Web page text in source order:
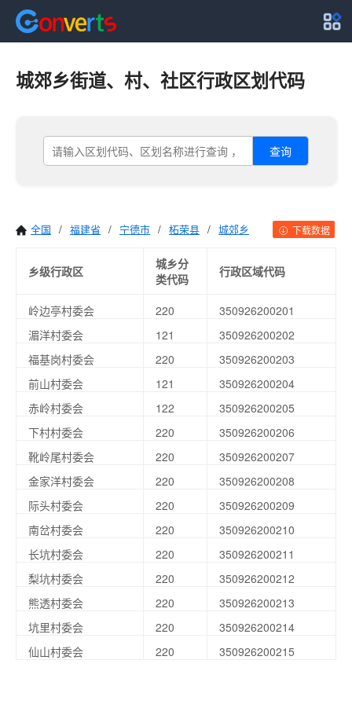
城郊乡街道、村、社区行政区划代码
查询
全国 / 福建省 / 宁德市 / 柘荣县 / 城郊乡 下载数据
乡级行政区
城乡分
类代码
行政区域代码
岭边亭村委会 220
350926200201
湄洋村委会
121
350926200202
福基岗村委会
220
350926200203
前山村委会
121
350926200204
赤岭村委会
122
350926200205
下村村委会
220
350926200206
靴岭尾村委会
220
350926200207
金家洋村委会
220
350926200208
际头村委会
220
350926200209
南岔村委会
220
350926200210
长坑村委会
220
350926200211
梨坑村委会
220
350926200212
熊透村委会
220
350926200213
坑里村委会
220
350926200214
仙山村委会
220 350926200215